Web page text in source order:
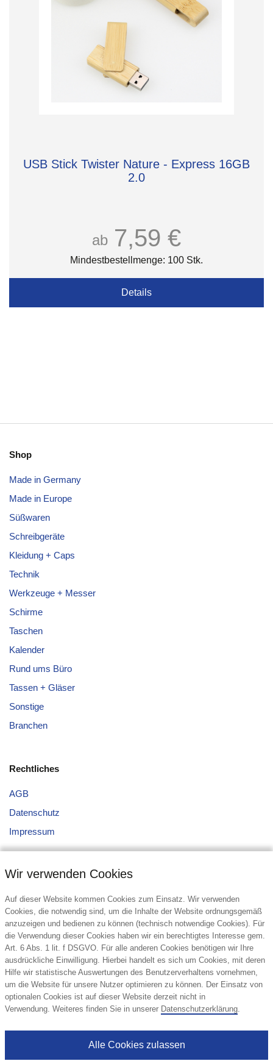
USB Stick Twister Nature - Express 16GB
2.0
ab 7,59 €
Mindestbestellmenge: 100 Stk.
Details
Shop
Made in Germany
Made in Europe
Süßwaren
Schreibgeräte
Kleidung + Caps
Technik
Werkzeuge + Messer
Schirme
Taschen
Kalender
Rund ums Büro
Tassen + Gläser
Sonstige
Branchen
Rechtliches
AGB
Datenschutz
Impressum
Kontakt
top display International GmbH
Winterhuder Weg 82
22085 Hamburg
Deutschland
Tel.: +49 (40) 611609-0
Wir verwenden Cookies
Auf dieser Website kommen Cookies zum Einsatz. Wir verwenden
Cookies, die notwendig sind, um die Inhalte der Website ordnungsgemäß
anzuzeigen und bedienen zu können (technisch notwendige Cookies). Für
die Verwendung dieser Cookies haben wir ein berechtigtes Interesse gem.
Art. 6 Abs. 1 lit. f DSGVO. Für alle anderen Cookies benötigen wir Ihre
ausdrückliche Einwilligung. Hierbei handelt es sich um Cookies, mit deren
Hilfe wir statistische Auswertungen des Benutzerverhaltens vornehmen,
um die Website für unsere Nutzer optimieren zu können. Der Einsatz von
optionalen Cookies ist auf dieser Website derzeit nicht in
Verwendung. Weiteres finden Sie in unserer Datenschutzerklärung.
Alle Cookies zulassen